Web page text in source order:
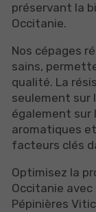
préservant la
Occitanie.
Nos cépages
sains,
qualité. La
seulement sur
également sur
aromatiques
facteurs clés
Optimisez la
Occitanie
Pépinières